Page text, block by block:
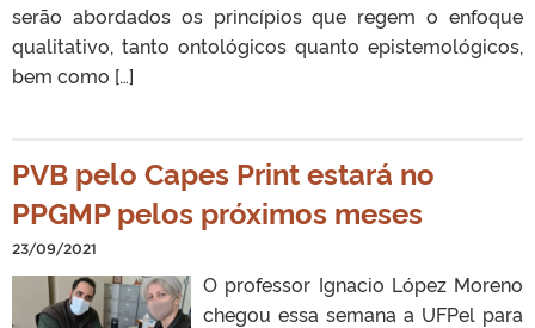
serão abordados os princípios que regem o enfoque
qualitativo, tanto ontológicos quanto epistemológicos,
bem como […]
PVB pelo Capes Print estará no
PPGMP pelos próximos meses
23/09/2021
O professor Ignacio López Moreno
chegou essa semana a UFPel para